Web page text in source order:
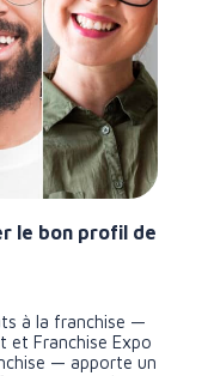
le bon profil de
à la franchise —
et Franchise Expo
— apporte un